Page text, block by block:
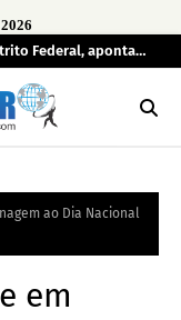
Federal, aponta
ao Dia Nacional
em